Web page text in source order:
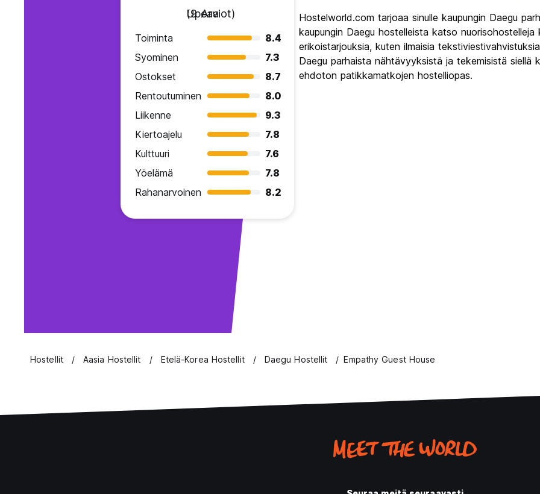
Upeaa
(9 Arviot)
Toiminta
8.4
Syominen
7.3
Ostokset
8.7
Rentoutuminen
8.0
Liikenne
9.3
Kiertoajelu
7.8
Kulttuuri
7.6
Yöelämä
7.8
Rahanarvoinen
8.2
Hostelworld.com tarjoaa sinulle kaupungin Daegu
kaupungin Daegu hostelleista katso
erikoistarjouksia, kuten ilmaisia
Daegu parhaista nähtävyyksistä ja tekemisistä siellä
ehdoton patikkamatkojen hostelliopas.
Hostellit Aasia Hostellit Etelä-Korea Hostellit Daegu Hostellit Empathy Guest House